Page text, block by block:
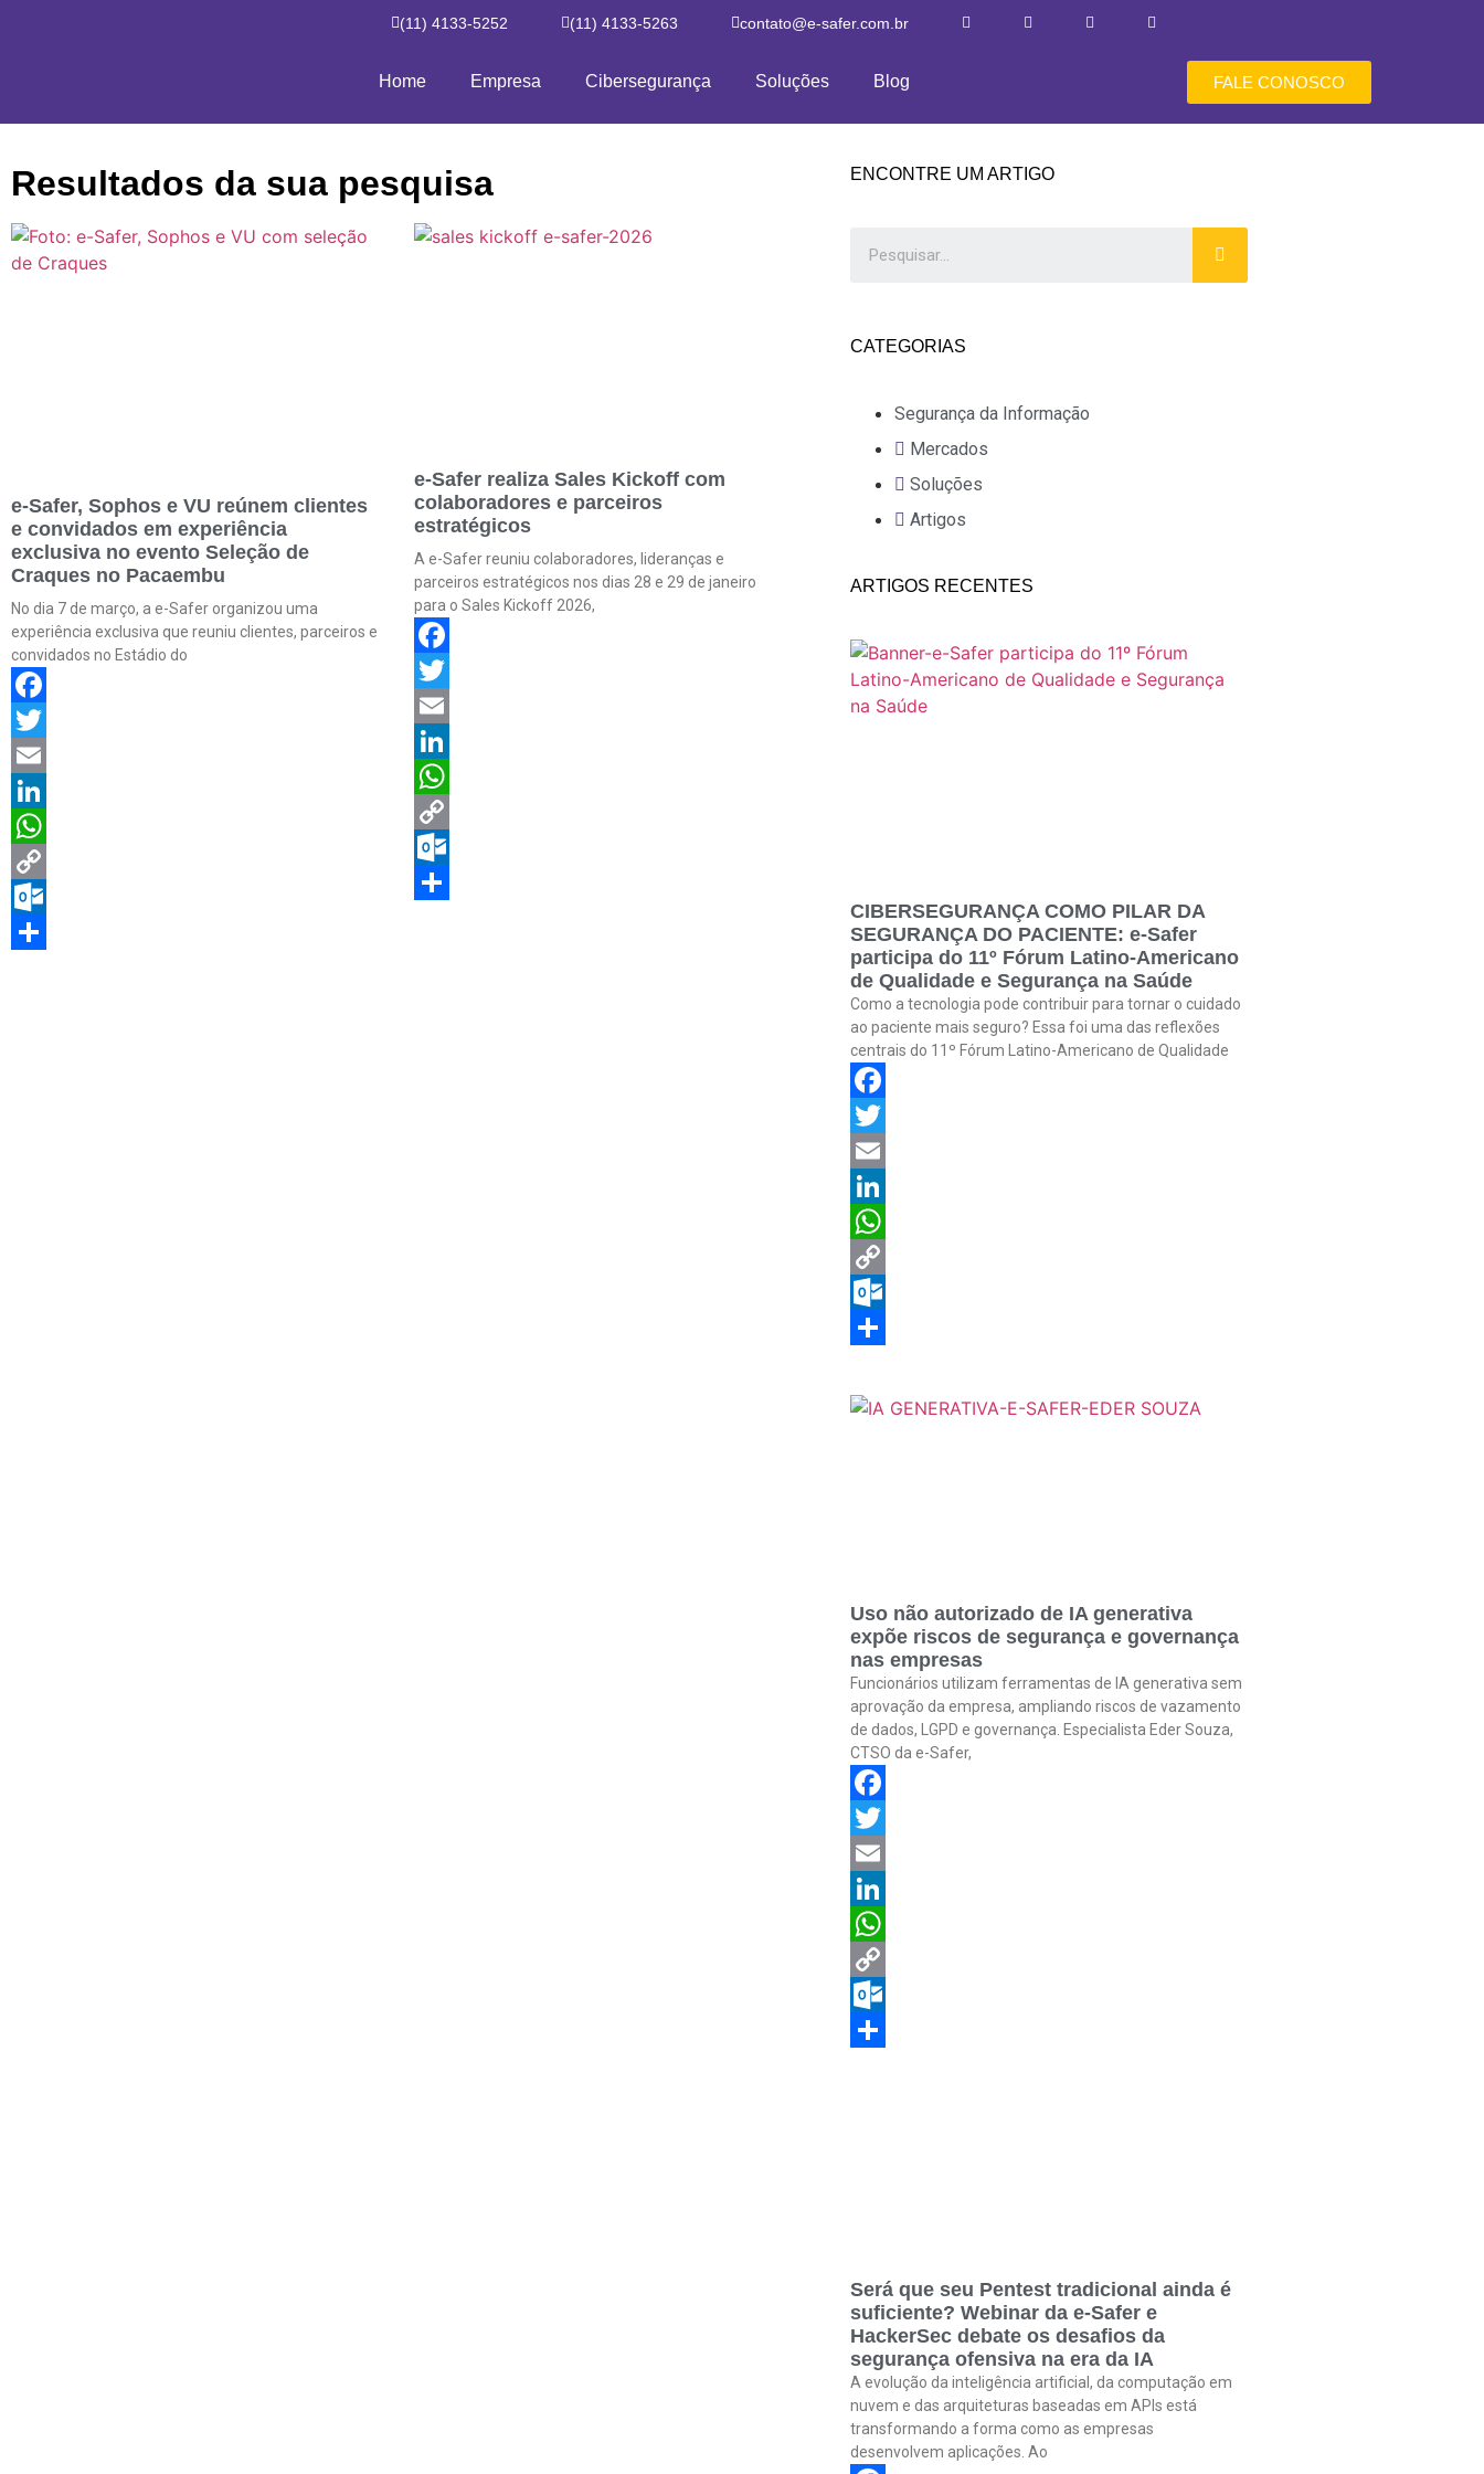
(11) 4133-5252 (11) 4133-5263 contato@e-safer.com.br
Home Empresa Cibersegurança Soluções Blog FALE CONOSCO
Resultados da sua pesquisa
e-Safer, Sophos e VU reúnem clientes
e convidados em experiência
exclusiva no evento Seleção de
Craques no Pacaembu
No dia 7 de março, a e-Safer organizou uma
experiência exclusiva que reuniu clientes, parceiros e
convidados no Estádio do
Facebook
Twitter
Email
LinkedIn
WhatsApp
Copy
Link
Outlook.com
e-Safer realiza Sales Kickoff com
colaboradores e parceiros
estratégicos
A e-Safer reuniu colaboradores, lideranças e
parceiros estratégicos nos dias 28 e 29 de janeiro
para o Sales Kickoff 2026,
Facebook
Twitter
Email
LinkedIn
WhatsApp
Copy
Link
Outlook.com
ENCONTRE UM ARTIGO
CATEGORIAS
Segurança da Informação
Mercados
Soluções
Artigos
ARTIGOS RECENTES
CIBERSEGURANÇA COMO PILAR DA
SEGURANÇA DO PACIENTE: e-Safer
participa do 11º Fórum Latino-Americano
de Qualidade e Segurança na Saúde
Como a tecnologia pode contribuir para tornar o cuidado
ao paciente mais seguro? Essa foi uma das reflexões
centrais do 11º Fórum Latino-Americano de Qualidade
Facebook
Twitter
Email
LinkedIn
WhatsApp
Copy
Link
Outlook.com
Uso não autorizado de IA generativa
expõe riscos de segurança e governança
nas empresas
Funcionários utilizam ferramentas de IA generativa sem
aprovação da empresa, ampliando riscos de vazamento
de dados, LGPD e governança. Especialista Eder Souza,
CTSO da e-Safer,
Facebook
Twitter
Email
LinkedIn
WhatsApp
Copy
Link
Outlook.com
Será que seu Pentest tradicional ainda é
suficiente? Webinar da e-Safer e
HackerSec debate os desafios da
segurança ofensiva na era da IA
A evolução da inteligência artificial, da computação em
nuvem e das arquiteturas baseadas em APIs está
transformando a forma como as empresas
desenvolvem aplicações. Ao